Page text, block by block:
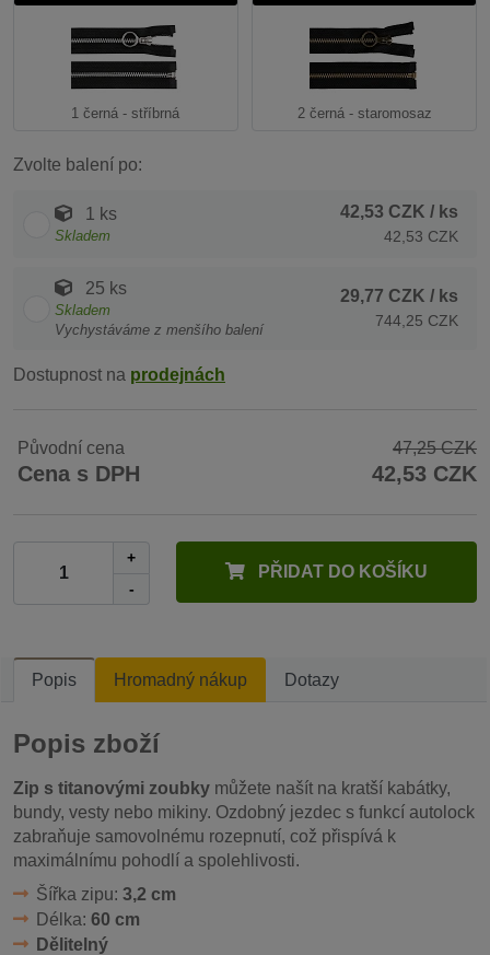
1 černá - stříbrná 2 černá - staromosaz
Zvolte balení po:
1 ks
Skladem
42,53 CZK / ks
42,53 CZK
25 ks
Skladem
Vychystáváme z menšího balení
29,77 CZK / ks
744,25 CZK
Dostupnost na prodejnách
Původní cena 47,25 CZK
Cena s DPH 42,53 CZK
+
-
PŘIDAT DO KOŠÍKU
Popis Hromadný nákup Dotazy
Popis zboží
Zip s titanovými zoubky můžete našít na kratší kabátky,
bundy, vesty nebo mikiny. Ozdobný jezdec s funkcí autolock
zabraňuje samovolnému rozepnutí, což přispívá k
maximálnímu pohodlí a spolehlivosti.
Šířka zipu: 3,2 cm
Délka: 60 cm
Dělitelný